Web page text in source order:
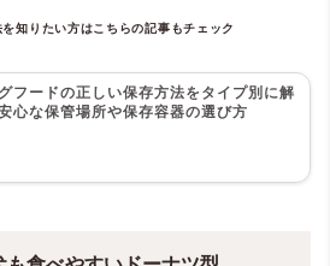
知りたい方はこちらの記事もチェック
フードの正しい保存方法をタイプ別に解
心な保管場所や保存容器の選び方